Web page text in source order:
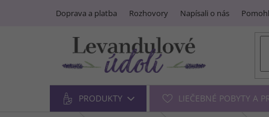
Doprava a platba Rozhovory Napísali o nás
PRODUKTY LIEČEBNÉ POBYTY A